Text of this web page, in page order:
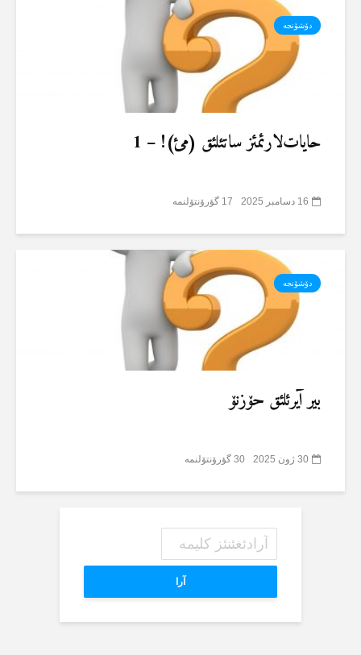
دۆشۆنجە
حایات‌لارئمئز ساتئلئق (مئ)! – 1
16 دسامبر 2025 17 گؤرۆنتۆلنمە
دۆشۆنجە
بیر آیرئلئق حۆزنۆ
30 ژون 2025 30 گؤرۆنتۆلنمە
آرا